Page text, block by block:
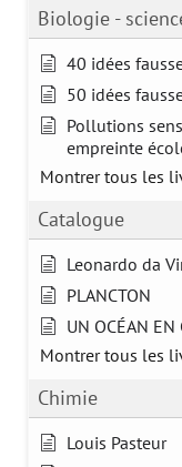
Biologie -
40 idées
50 idées
Pollutions
empreinte
Montrer tous les
Catalogue
Leonardo da
PLANCTON
UN OCÉAN
Montrer tous les
Chimie
Louis Pasteur